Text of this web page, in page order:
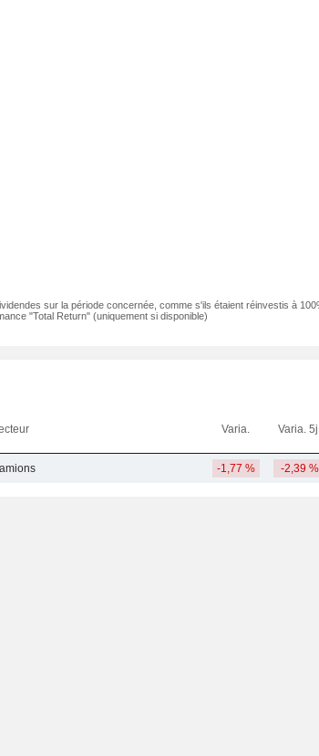
sur la période concernée, comme s'ils étaient réinvestis à
"Total Return" (uniquement si disponible)
Varia. Varia.
-1,77 % -2,39 %